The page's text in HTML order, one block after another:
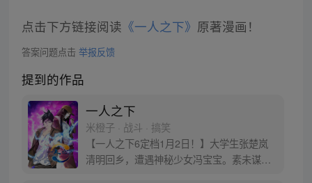
点击下方链接阅读 《一人之下》 原著漫画！
答案问题点击 举报反馈
提到的作品
一人之下
米橙子 · 战斗 · 搞笑
【一人之下6定档1月2日！】大学生张楚岚
清明回乡，遭遇神秘少女冯宝宝。素未谋面